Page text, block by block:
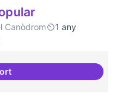
Canòdrom
1 any
Legislativa Popular